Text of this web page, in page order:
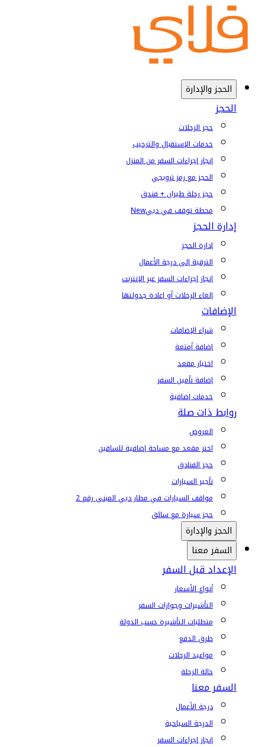
الحجز والإدارة
الحجز
حجز الرحلات
خدمات الإستقبال والترحيب
إنجاز إجراءات السفر من المنزل
الحجز مع رمز ترويجي
حجز رحلة طيران + فندق
محطة توقف في دبيNew
إدارة الحجز
إدارة الحجز
الترقية إلى درجة الأعمال
إنجاز إجراءات السفر عبر الإنترنت
إلغاء الرحلات أو إعادة جدولتها
الإضافات
شراء الإضافات
إضافة أمتعة
اختيار مقعد
إضافة تأمين السفر
خدمات إضافية
روابط ذات صلة
العروض
اختر مقعد مع مساحة إضافية للساقين
حجز الفنادق
تأجير السيارات
مواقف السيارات في مطار دبي المبنى رقم 2
حجز سيارة مع سائق
الحجز والإدارة
السفر معنا
الإعداد قبل السفر
أنواع الأسعار
التأشيرات وجوازات السفر
متطلبات التأشيرة حسب الدولة
طرق الدفع
مواعيد الرحلات
حالة الرحلة
السفر معنا
درجة الأعمال
الدرجة السياحية
إنجاز إجراءات السفر